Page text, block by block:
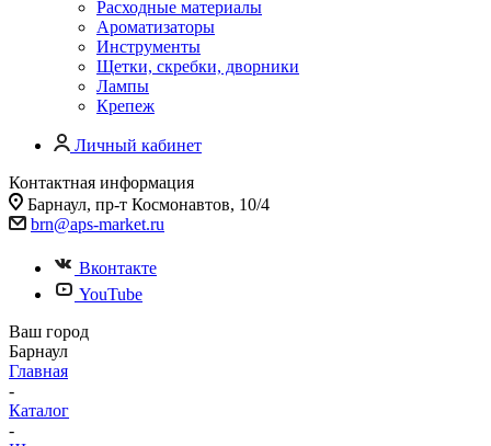
Расходные материалы
Ароматизаторы
Инструменты
Щетки, скребки, дворники
Лампы
Крепеж
Личный кабинет
Контактная информация
Барнаул, пр-т Космонавтов, 10/4
brn@aps-market.ru
Вконтакте
YouTube
Ваш город
Барнаул
Главная
-
Каталог
-